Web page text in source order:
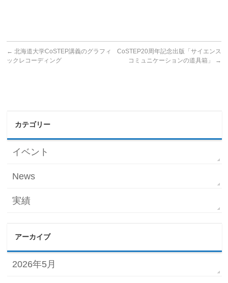
← 北海道大学CoSTEP講義のグラフィ
ックレコーディング
CoSTEP20周年記念出版「サイエンス
コミュニケーションの道具箱」
→
カテゴリー
イベント
News
実績
アーカイブ
2026年5月